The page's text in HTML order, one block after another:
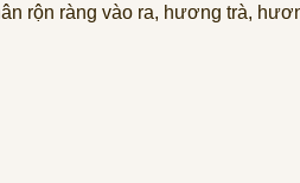
rộn ràng vào ra, hương trà,